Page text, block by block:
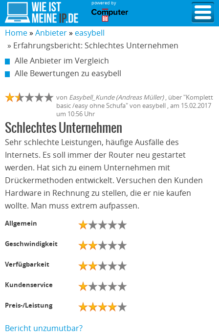
powered by
Home Anbieter
easybell
» Erfahrungsbericht: Schlechtes Unternehmen
Alle Anbieter im Vergleich
Alle Bewertungen zu easybell
von Easybell_Kunde (Andreas Müller), über "Komplett
basic /easy ohne Schufa" von easybell , am 15.02.2017
um 10:56 Uhr
Schlechtes Unternehmen
Sehr schlechte Leistungen, häufige Ausfälle des
Internets. Es soll immer der Router neu gestartet
werden. Hat sich zu einem Unternehmen mit
Drückermethoden entwickelt. Versuchen den Kunden
Hardware in Rechnung zu stellen, die er nie kaufen
wollte. Man muss extrem aufpassen.
Allgemein
Geschwindigkeit
Verfügbarkeit
Kundenservice
Preis-/Leistung
Bericht unzumutbar?